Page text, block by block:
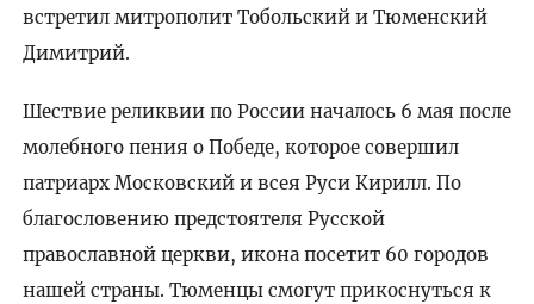
встретил митрополит Тобольский и Тюменский
Димитрий.
Шествие реликвии по России началось 6 мая после
молебного пения о Победе, которое совершил
патриарх Московский и всея Руси Кирилл. По
благословению предстоятеля Русской
православной церкви, икона посетит 60 городов
нашей страны. Тюменцы смогут прикоснуться к